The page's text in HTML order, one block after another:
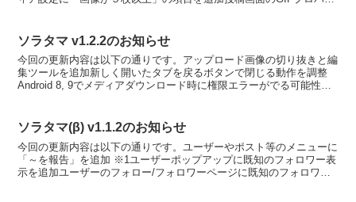
ソラタマ v1.2.2のお知らせ
今回の更新内容は以下の通りです。アップロード画像の切り抜きと編
集ツールを追加新しく開いたタブを戻るボタンで閉じる動作を調整
Android 8, 9でメディアダウンロード時に権限エラーがでる可能性が
ソラタマ(β) v1.1.2のお知らせ
今回の更新内容は以下の通りです。ユーザーやポスト等のメニューに
「～を報告」を追加 ※1ユーザーポップアップに既知のフォロワー表
示を追加ユーザーのフォロー/フォロワーページに既知のフォロワー